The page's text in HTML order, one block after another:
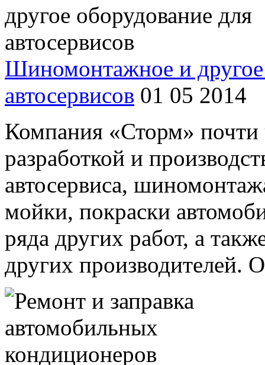
Шиномонтажное и другое
автосервисов 01 05 2014
Компания «Сторм» почти
разработкой и
автосервиса,
мойки, покраски
ряда других работ, а
других производителей.